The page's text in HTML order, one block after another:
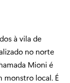
à vila de
no norte
Mioni é
monstro local. É